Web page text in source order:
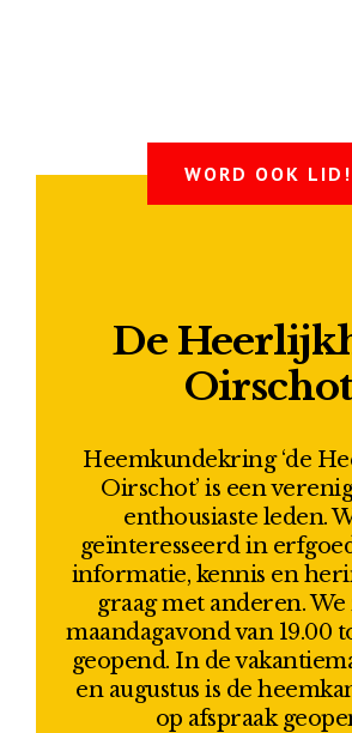
WORD OOK LID!
De
Oirschot
Heemkundekring ‘de
Oirschot’ is een
enthousiaste leden.
geïnteresseerd in
informatie, kennis en
graag met anderen.
maandagavond van 19.00
geopend. In de
en augustus is de
op afspraak